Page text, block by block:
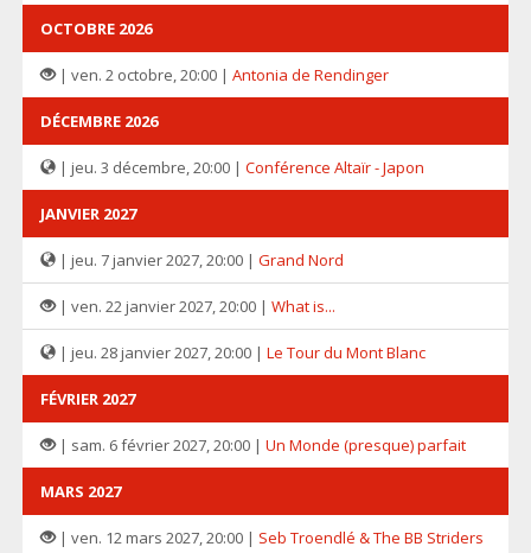
OCTOBRE 2026
| ven. 2 octobre, 20:00 | Antonia de Rendinger
DÉCEMBRE 2026
| jeu. 3 décembre, 20:00 | Conférence Altaïr - Japon
JANVIER 2027
| jeu. 7 janvier 2027, 20:00 | Grand Nord
| ven. 22 janvier 2027, 20:00 | What is...
| jeu. 28 janvier 2027, 20:00 | Le Tour du Mont Blanc
FÉVRIER 2027
| sam. 6 février 2027, 20:00 | Un Monde (presque) parfait
MARS 2027
| ven. 12 mars 2027, 20:00 | Seb Troendlé & The BB Striders